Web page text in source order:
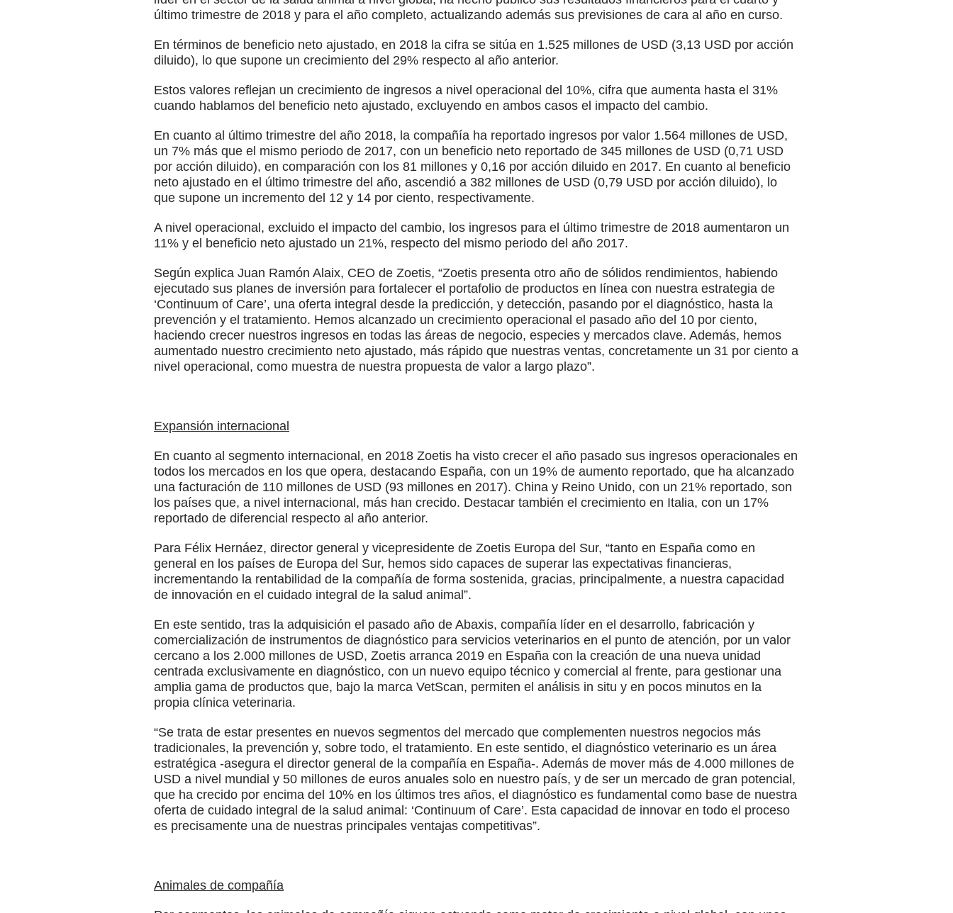
último trimestre de 2018 y para el año completo, actualizando además sus previsiones de cara al año en curso.
En términos de beneficio neto ajustado, en 2018 la cifra se sitúa en 1.525 millones de USD (3,13 USD por acción
diluido), lo que supone un crecimiento del 29% respecto al año anterior.
Estos valores reflejan un crecimiento de ingresos a nivel operacional del 10%, cifra que aumenta hasta el 31%
cuando hablamos del beneficio neto ajustado, excluyendo en ambos casos el impacto del cambio.
En cuanto al último trimestre del año 2018, la compañía ha reportado ingresos por valor 1.564 millones de USD,
un 7% más que el mismo periodo de 2017, con un beneficio neto reportado de 345 millones de USD (0,71 USD
por acción diluido), en comparación con los 81 millones y 0,16 por acción diluido en 2017. En cuanto al beneficio
neto ajustado en el último trimestre del año, ascendió a 382 millones de USD (0,79 USD por acción diluido), lo
que supone un incremento del 12 y 14 por ciento, respectivamente.
A nivel operacional, excluido el impacto del cambio, los ingresos para el último trimestre de 2018 aumentaron un
11% y el beneficio neto ajustado un 21%, respecto del mismo periodo del año 2017.
Según explica Juan Ramón Alaix, CEO de Zoetis, “Zoetis presenta otro año de sólidos rendimientos, habiendo
ejecutado sus planes de inversión para fortalecer el portafolio de productos en línea con nuestra estrategia de
‘Continuum of Care’, una oferta integral desde la predicción, y detección, pasando por el diagnóstico, hasta la
prevención y el tratamiento. Hemos alcanzado un crecimiento operacional el pasado año del 10 por ciento,
haciendo crecer nuestros ingresos en todas las áreas de negocio, especies y mercados clave. Además, hemos
aumentado nuestro crecimiento neto ajustado, más rápido que nuestras ventas, concretamente un 31 por ciento a
nivel operacional, como muestra de nuestra propuesta de valor a largo plazo”.
Expansión internacional
En cuanto al segmento internacional, en 2018 Zoetis ha visto crecer el año pasado sus ingresos operacionales en
todos los mercados en los que opera, destacando España, con un 19% de aumento reportado, que ha alcanzado
una facturación de 110 millones de USD (93 millones en 2017). China y Reino Unido, con un 21% reportado, son
los países que, a nivel internacional, más han crecido. Destacar también el crecimiento en Italia, con un 17%
reportado de diferencial respecto al año anterior.
Para Félix Hernáez, director general y vicepresidente de Zoetis Europa del Sur, “tanto en España como en
general en los países de Europa del Sur, hemos sido capaces de superar las expectativas financieras,
incrementando la rentabilidad de la compañía de forma sostenida, gracias, principalmente, a nuestra capacidad
de innovación en el cuidado integral de la salud animal”.
En este sentido, tras la adquisición el pasado año de Abaxis, compañía líder en el desarrollo, fabricación y
comercialización de instrumentos de diagnóstico para servicios veterinarios en el punto de atención, por un valor
cercano a los 2.000 millones de USD, Zoetis arranca 2019 en España con la creación de una nueva unidad
centrada exclusivamente en diagnóstico, con un nuevo equipo técnico y comercial al frente, para gestionar una
amplia gama de productos que, bajo la marca VetScan, permiten el análisis in situ y en pocos minutos en la
propia clínica veterinaria.
“Se trata de estar presentes en nuevos segmentos del mercado que complementen nuestros negocios más
tradicionales, la prevención y, sobre todo, el tratamiento. En este sentido, el diagnóstico veterinario es un área
estratégica -asegura el director general de la compañía en España-. Además de mover más de 4.000 millones de
USD a nivel mundial y 50 millones de euros anuales solo en nuestro país, y de ser un mercado de gran potencial,
que ha crecido por encima del 10% en los últimos tres años, el diagnóstico es fundamental como base de nuestra
oferta de cuidado integral de la salud animal: ‘Continuum of Care’. Esta capacidad de innovar en todo el proceso
es precisamente una de nuestras principales ventajas competitivas”.
Animales de compañía